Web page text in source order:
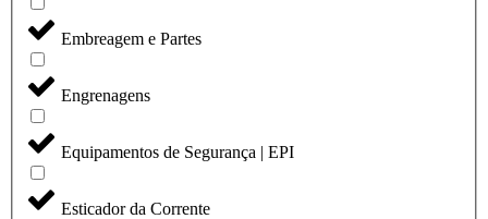
Embreagem e Partes
Engrenagens
Equipamentos de Segurança | EPI
Esticador da Corrente